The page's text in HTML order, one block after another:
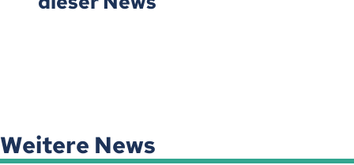
Weitere News